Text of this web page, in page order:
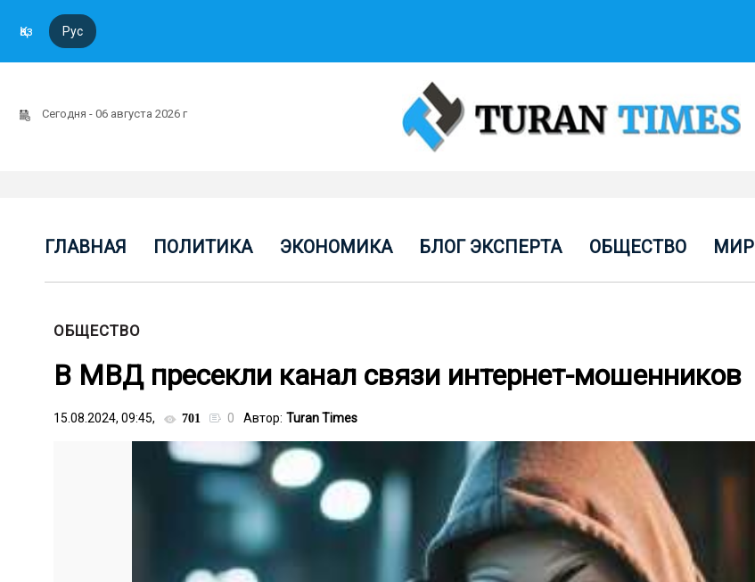
Қаз Рус
Сегодня - 06 августа 2026 г
ГЛАВНАЯ ПОЛИТИКА ЭКОНОМИКА БЛОГ ЭКСПЕРТА ОБЩЕСТВО МИР
ОБЩЕСТВО
В МВД пресекли канал связи интернет-мошенников
15.08.2024, 09:45, 701 0 Автор: Turan Times